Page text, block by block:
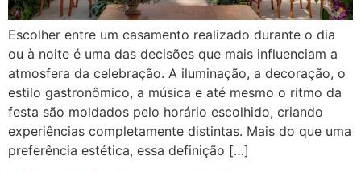
Escolher entre um casamento realizado durante o dia
ou à noite é uma das decisões que mais influenciam a
atmosfera da celebração. A iluminação, a decoração, o
estilo gastronômico, a música e até mesmo o ritmo da
festa são moldados pelo horário escolhido, criando
experiências completamente distintas. Mais do que uma
preferência estética, essa definição […]